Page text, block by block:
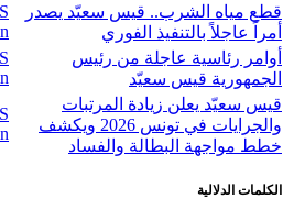
قطع مياه الشرب.. قيس سعيّد يصدر
أمراً عاجلاً بالتنفيذ الفوري
أوامر رئاسية عاجلة من رئيس
الجمهورية قيس سعيّد
قيس سعيّد يعلن زيادة المرتبات
والجرايات في تونس 2026 ويكشف
خطط مواجهة البطالة والفساد
الكلمات الدلالية